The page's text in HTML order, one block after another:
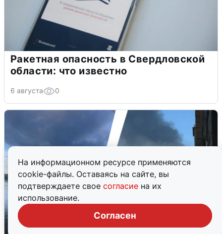
На информационном ресурсе применяются
cookie-файлы. Оставаясь на сайте, вы
подтверждаете свое согласие на их
использование.
Согласен
Ракетная опасность в Свердловской
области: что известно
6 августа 0